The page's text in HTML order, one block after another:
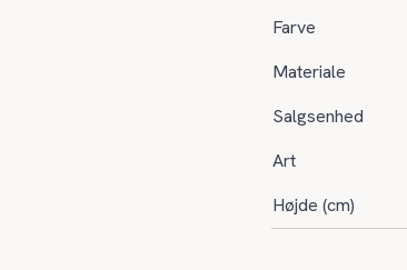
Farve
Materiale
Salgsenhed
Art
Højde (cm)